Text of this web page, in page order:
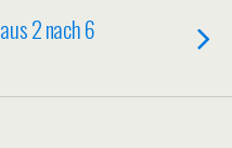
2 nach 6